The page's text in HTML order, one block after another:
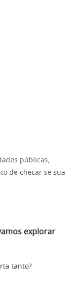
públicas,
de checar se sua
explorar
tanto?